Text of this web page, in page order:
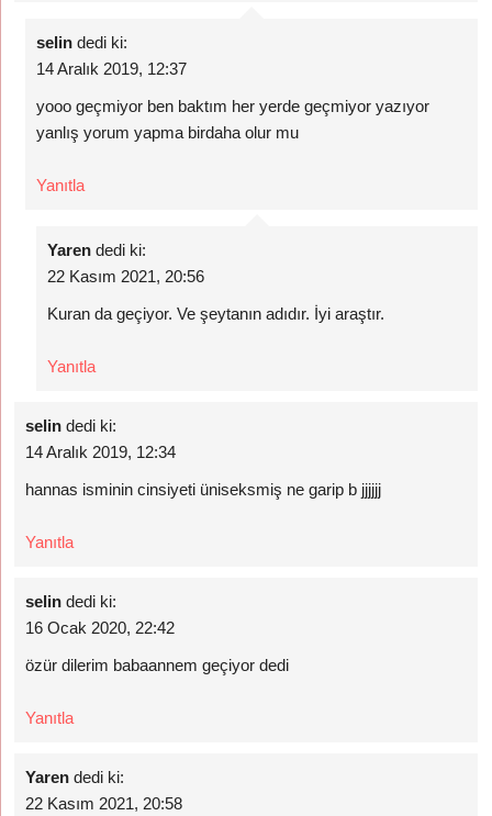
selin dedi ki:
14 Aralık 2019, 12:37
yooo geçmiyor ben baktım her yerde geçmiyor yazıyor
yanlış yorum yapma birdaha olur mu
Yanıtla
Yaren dedi ki:
22 Kasım 2021, 20:56
Kuran da geçiyor. Ve şeytanın adıdır. İyi araştır.
Yanıtla
selin dedi ki:
14 Aralık 2019, 12:34
hannas isminin cinsiyeti üniseksmiş ne garip b jjjjjj
Yanıtla
selin dedi ki:
16 Ocak 2020, 22:42
özür dilerim babaannem geçiyor dedi
Yanıtla
Yaren dedi ki:
22 Kasım 2021, 20:58